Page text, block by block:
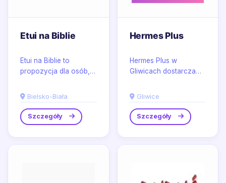
Etui na Biblie
Etui na Biblie to
propozycja dla osób,
estetycznej i
praktycznej formy
przechowywania
Pisma...
Bielsko-Biała
Szczegóły
Hermes Plus
Hermes Plus w
Gliwicach dostarcza
zasilania awaryjnego i
systemów zasilania
autonomicznego,...
Gliwice
Szczegóły